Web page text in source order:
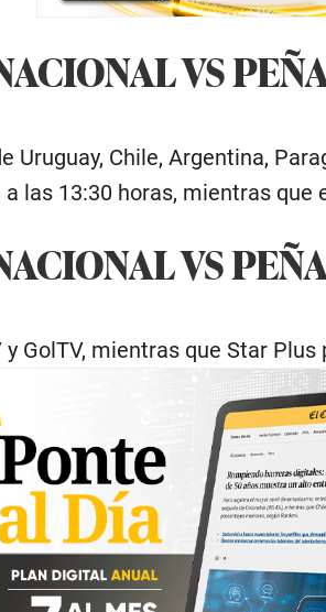
VS
Uruguay, Chile, Argentina,
las 13:30 horas, mientras
VS
GolTV, mientras que Star